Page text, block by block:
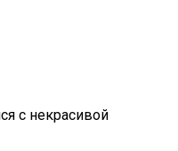
с некрасивой